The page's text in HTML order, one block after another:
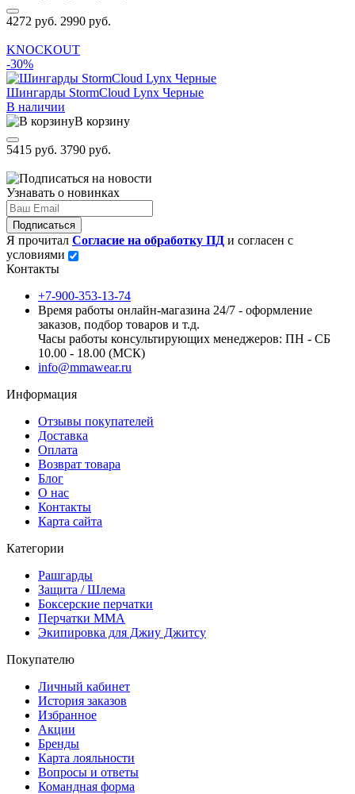
4272 руб. 2990 руб.
KNOCKOUT
-30%
Шингарды StormCloud Lynx Черные
В наличии
В корзину
5415 руб. 3790 руб.
Узнавать о новинках
Подписаться
Я прочитал Согласие на обработку ПД и согласен с
условиями
Контакты
+7-900-353-13-74
Время работы онлайн-магазина 24/7 - оформление
заказов, подбор товаров и т.д.
Часы работы консультирующих менеджеров: ПН - СБ
10.00 - 18.00 (МСК)
info@mmawear.ru
Информация
Отзывы покупателей
Доставка
Оплата
Возврат товара
Блог
О нас
Контакты
Карта сайта
Категории
Рашгарды
Защита / Шлема
Боксерские перчатки
Перчатки ММА
Экипировка для Джиу Джитсу
Покупателю
Личный кабинет
История заказов
Избранное
Акции
Бренды
Карта лояльности
Вопросы и ответы
Командная форма